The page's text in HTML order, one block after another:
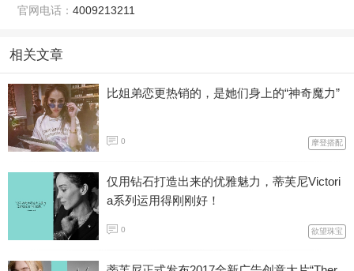
官网电话： 4009213211
相关文章
比姐弟恋更热销的，是她们身上的“神奇魔力”
0 摩登搭配
仅用钻石打造出来的优雅魅力，蒂芙尼Victori
a系列运用得刚刚好！
0 欲望珠宝